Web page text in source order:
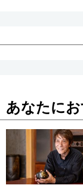
あなたに